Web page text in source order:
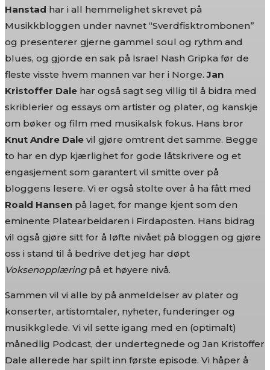
Hanstad har i all hemmelighet skrevet på
Musikkbloggen under navnet “Sverdfisktrombonen”
og presenterer gjerne gammel soul og rythm and
blues, og gjorde en sak på Israel Nash Gripka før de
fleste visste hvem mannen var her i Norge.Jan
Kristoffer Dale har også sagt seg villig til å bidra med
skriblerier og essays om artister og plater, og kanskje
om bøker og film med musikalsk fokus. Hans bror
Knut Andre Dale vil gjøre omtrent det samme. Begge
to har en dyp kjærlighet for gode låtskrivere og et
engasjement som garantert vil smitte over på
bloggens lesere. Vi er også stolte over å ha fått med
Roald Hansen på laget, for mange kjent som den
eminente Platearbeidaren i Firdaposten. Hans bidrag
vil også gjøre sitt for å løfte nivået på bloggen og gjøre
oss i stand til å bedrive det jeg har døpt
Voksenopplæringpå et høyere nivå.
Sammen vil vi alle by på anmeldelser av plater og
konserter, artistomtaler, nyheter, funderinger og
musikkglede. Vi vil sette igang med en (optimalt)
månedlig Podcast, der undertegnede og Jan Kristoffer
Dale allerede har spilt inn første episode. Vi håper å